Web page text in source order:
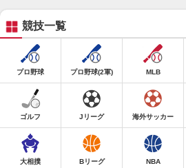
競技一覧
プロ野球 プロ野球(2軍) MLB
ゴルフ Jリーグ 海外サッカー
大相撲 Bリーグ NBA